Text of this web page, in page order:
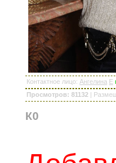
Контактное лицо: Ангелина E
Просмотров: 81132 |
К0